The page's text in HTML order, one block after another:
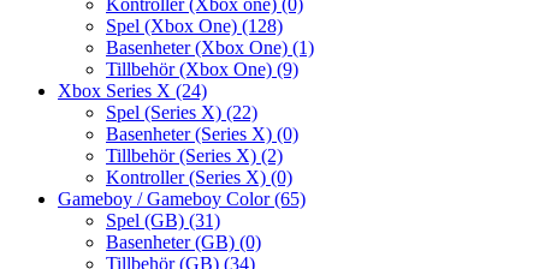
Kontroller (Xbox one) (0)
Spel (Xbox One) (128)
Basenheter (Xbox One) (1)
Tillbehör (Xbox One) (9)
Xbox Series X (24)
Spel (Series X) (22)
Basenheter (Series X) (0)
Tillbehör (Series X) (2)
Kontroller (Series X) (0)
Gameboy / Gameboy Color(65)
Spel (GB) (31)
Basenheter (GB) (0)
Tillbehör (GB) (34)